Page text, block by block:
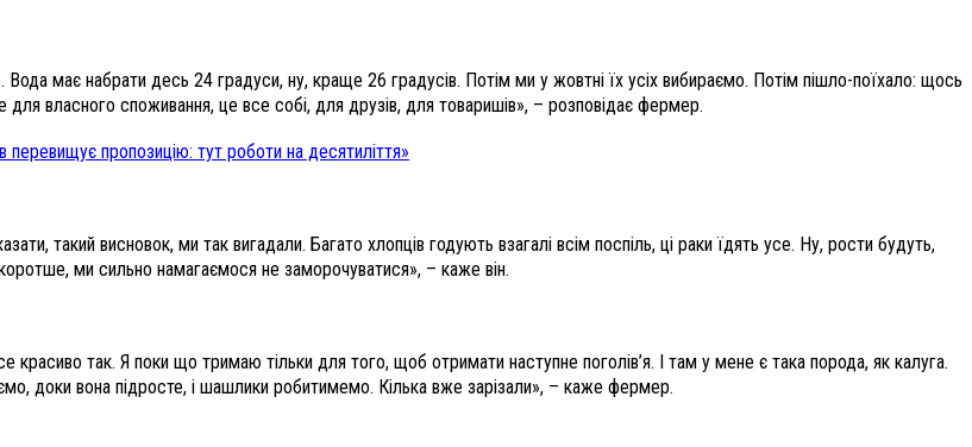
має набрати десь 24 градуси, ну, краще 26 градусів. Потім ми у жовтні їх усіх вибираємо. Потім пішло-поїхало: щось
власного споживання, це все собі, для друзів, для товаришів», – розповідає фермер.
перевищує пропозицію: тут роботи на десятиліття»
такий висновок, ми так вигадали. Багато хлопців годують взагалі всім поспіль, ці раки їдять усе. Ну, рости будуть,
ми сильно намагаємося не заморочуватися», – каже він.
так. Я поки що тримаю тільки для того, щоб отримати наступне поголів’я. І там у мене є така порода, як калуга.
доки вона підросте, і шашлики робитимемо. Кілька вже зарізали», – каже фермер.